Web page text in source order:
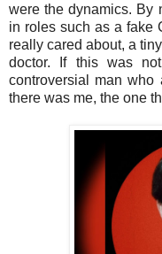
were the dynamics. By
in roles such as a fake
really cared about, a
doctor. If this was
controversial man
there was me, the one